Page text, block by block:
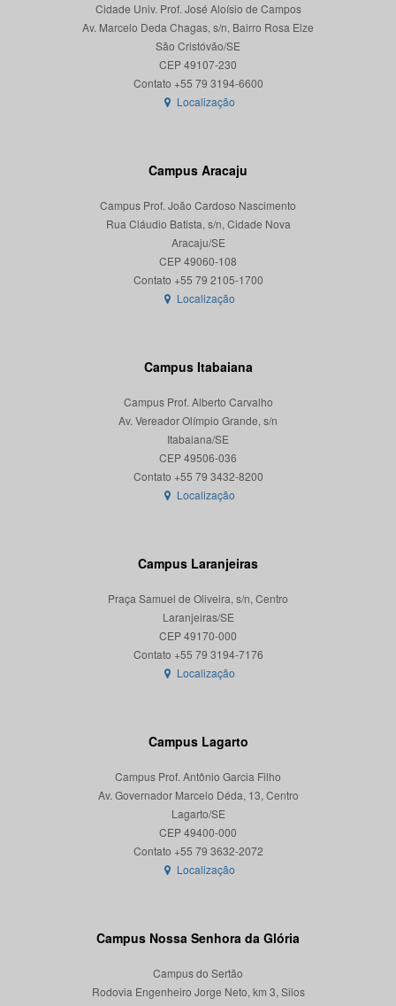
Cidade Univ. Prof. José Aloísio de Campos
Av. Marcelo Deda Chagas, s/n, Bairro Rosa Elze
São Cristóvão/SE
CEP 49107-230
Localização
Campus Aracaju
Campus Prof. João Cardoso Nascimento
Rua Cláudio Batista, s/n, Cidade Nova
Aracaju/SE
CEP 49060-108
Localização
Campus Itabaiana
Campus Prof. Alberto Carvalho
Av. Vereador Olímpio Grande, s/n
Itabaiana/SE
CEP 49506-036
Localização
Campus Laranjeiras
Praça Samuel de Oliveira, s/n, Centro
Laranjeiras/SE
CEP 49170-000
Localização
Campus Lagarto
Campus Prof. Antônio Garcia Filho
Av. Governador Marcelo Déda, 13, Centro
Lagarto/SE
CEP 49400-000
Localização
Campus Nossa Senhora da Glória
Campus do Sertão
Rodovia Engenheiro Jorge Neto, km 3, Silos